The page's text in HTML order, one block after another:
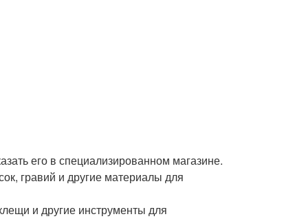
его в специализированном магазине.
гравий и другие материалы для
и другие инструменты для